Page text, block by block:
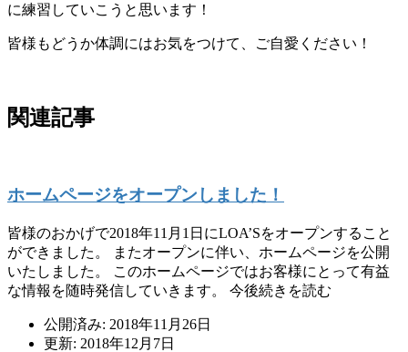
に練習していこうと思います！
皆様もどうか体調にはお気をつけて、ご自愛ください！
関連記事
ホームページをオープンしました！
皆様のおかげで2018年11月1日にLOA’Sをオープンすること
ができました。 またオープンに伴い、ホームページを公開
いたしました。 このホームページではお客様にとって有益
な情報を随時発信していきます。 今後続きを読む
公開済み: 2018年11月26日
更新: 2018年12月7日